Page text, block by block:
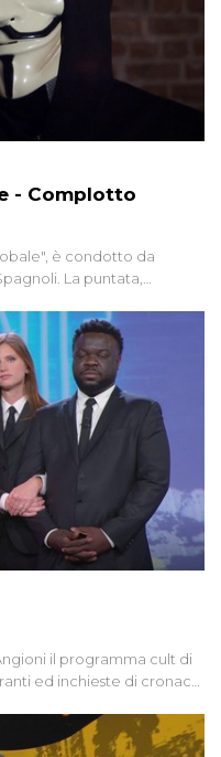
- Complotto
è condotto da
La puntata,
dei sospetti
anni hanno invaso
e immaginario collettivo.
il programma cult di
ed inchieste di cronaca